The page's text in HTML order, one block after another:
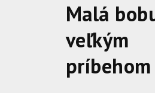
Malá
veľkým
príbehom